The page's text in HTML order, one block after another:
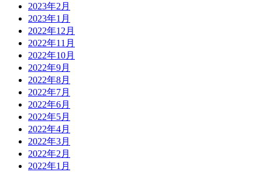
2023年2月
2023年1月
2022年12月
2022年11月
2022年10月
2022年9月
2022年8月
2022年7月
2022年6月
2022年5月
2022年4月
2022年3月
2022年2月
2022年1月